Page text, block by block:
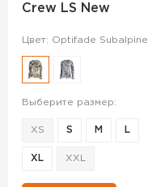
Crew LS New
Цвет: Optifade Subalpine
Выберите размер:
XS S M L
XL XXL